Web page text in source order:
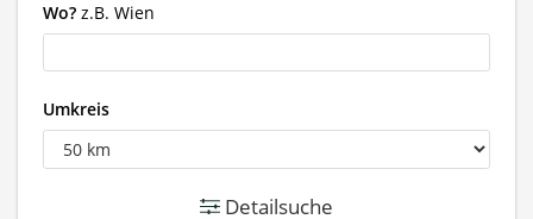
Wo? z.B. Wien
Umkreis
Detailsuche